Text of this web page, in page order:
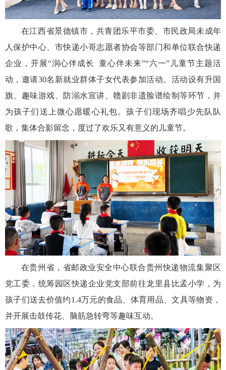
在江西省景德镇市，共青团乐平市委、市民政局未成年
人保护中心、市快递小哥志愿者协会等部门和单位联合快递
企业，开展“润心伴成长 童心伴未来”“六一”儿童节主题活
动，邀请30名新就业群体子女代表参加活动。活动设有升国
旗、趣味游戏、防溺水宣讲、赣剧非遗脸谱绘制等环节，并
为孩子们送上微心愿暖心礼包。孩子们现场齐唱少先队队
歌，集体合影留念，度过了欢乐又有意义的儿童节。
在贵州省，省邮政业安全中心联合贵州快递物流集聚区
党工委，统筹园区快递企业党支部前往龙里县比孟小学，为
孩子们送去价值约1.4万元的食品、体育用品、文具等物资，
并开展击鼓传花、脑筋急转弯等趣味互动。